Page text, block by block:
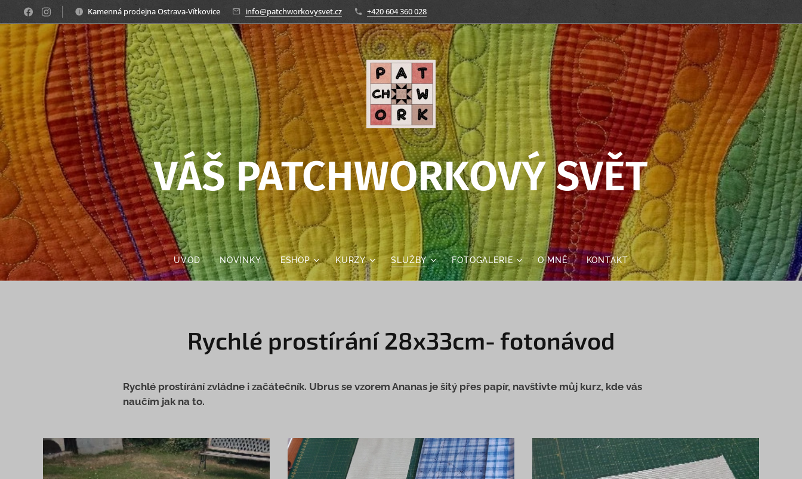
Kamenná prodejna Ostrava-Vítkovice info@patchworkovysvet.cz +420 604 360 028
VÁŠ PATCHWORKOVÝ SVĚT
ÚVOD NOVINKY ESHOP KURZY SLUŽBY FOTOGALERIE O MNĚ KONTAKT
Rychlé prostírání 28x33cm- fotonávod
Rychlé prostírání zvládne i začátečník. Ubrus se vzorem Ananas je šitý přes papír, navštivte můj kurz, kde vás
naučím jak na to.